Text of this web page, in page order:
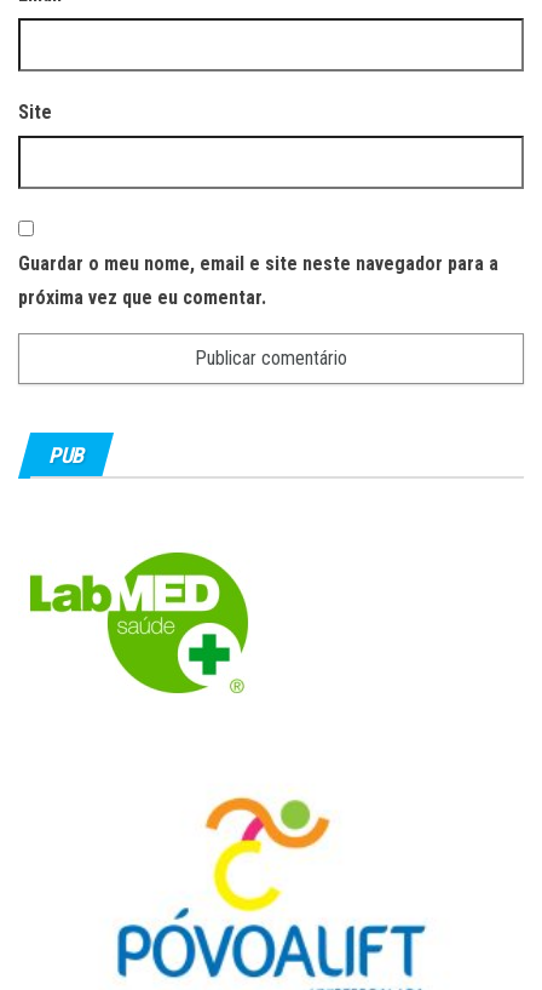
Site
Guardar o meu nome, email e site neste navegador para a
próxima vez que eu comentar.
PUB